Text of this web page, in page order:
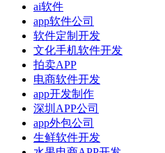
ai软件
app软件公司
软件定制开发
文化手机软件开发
拍卖APP
电商软件开发
app开发制作
深圳APP公司
app外包公司
生鲜软件开发